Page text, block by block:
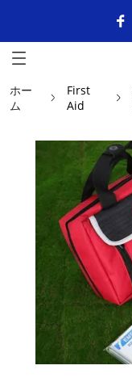
ホー
ム
First
Aid